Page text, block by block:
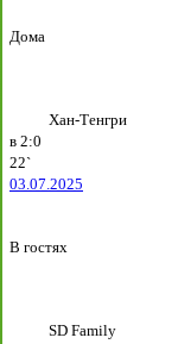
Дома
Хан-Тенгри
в 2:0
22`
03.07.2025
В гостях
SD Family